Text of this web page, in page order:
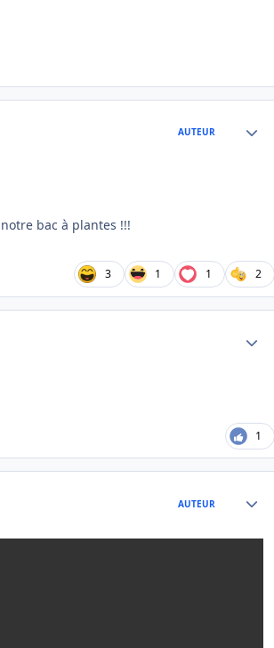
AUTEUR
bac à plantes !!!
3 1 1 2
1
AUTEUR